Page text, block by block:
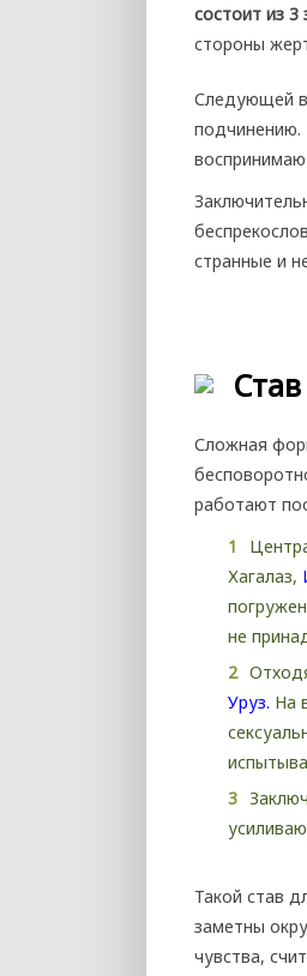
состоит из 3
стороны
Следующей в
подчинению.
странные и
Сложная
работают
Хагалаз,
не
Уруз. На
Такой став
заметны
чувства,